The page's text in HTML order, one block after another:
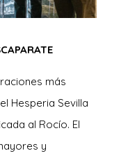
más
Hesperia Sevilla
al Rocío. El
y